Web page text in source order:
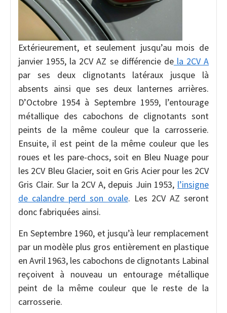
Extérieurement, et seulement jusqu’au mois de
janvier 1955, la 2CV AZ se différencie dela 2CV A
par ses deux clignotants latéraux jusque là
absents ainsi que ses deux lanternes arrières.
D’Octobre 1954 à Septembre 1959, l’entourage
métallique des cabochons de clignotants sont
peints de la même couleur que la carrosserie.
Ensuite, il est peint de la même couleur que les
roues et les pare-chocs, soit en Bleu Nuage pour
les 2CV Bleu Glacier, soit en Gris Acier pour les 2CV
Gris Clair. Sur la 2CV A, depuis Juin 1953, l’insigne
de calandre perd son ovale. Les 2CV AZ seront
donc fabriquées ainsi.
En Septembre 1960, et jusqu’à leur remplacement
par un modèle plus gros entièrement en plastique
en Avril 1963, les cabochons de clignotants Labinal
reçoivent à nouveau un entourage métallique
peint de la même couleur que le reste de la
carrosserie.